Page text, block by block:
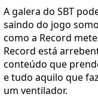
A galera do SBT
saindo do jogo
como a Record
Record está
conteúdo que
e tudo aquilo que
um ventilador.